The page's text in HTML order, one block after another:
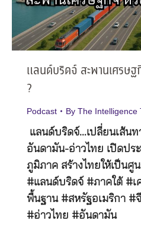
แลนด์บริดจ์ สะพานเศรษฐ
?
Podcast By The Intelligence
แลนด์บริดจ์…เปลี่ยนเส้นท
อันดามัน-อ่าวไทย เปิดปร
ภูมิภาค สร้างไทยให้เป็นศู
#แลนด์บริดจ์ #ภาคใต้ #เ
พื้นฐาน #สหรัฐอเมริกา #
#อ่าวไทย #อันดามัน